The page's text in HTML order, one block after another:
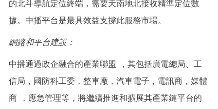
的北斗導航定位終端，需要天南地北接收精準定位數
據。中播平台是最具效益支撐此服務市場。
網路和平台建設：
中播通過政企融合的產業聯盟 ，其包括廣電總局、工
信局，國防科工委，整車廠，汽車電子，電訊商，媒體
商 ，應急管理等，將繼續推進和擴展其產業鏈平台的